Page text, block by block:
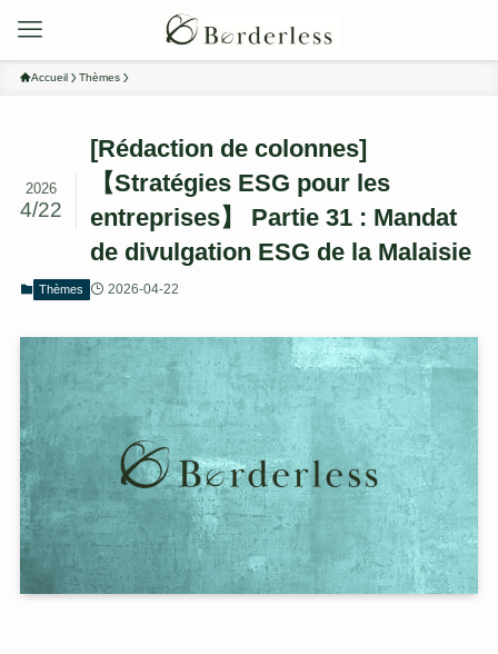
Accueil Thèmes
[Rédaction de colonnes]
【Stratégies ESG pour les
entreprises】 Partie 31 : Mandat
de divulgation ESG de la Malaisie
2026
4/22
Thèmes 2026-04-22